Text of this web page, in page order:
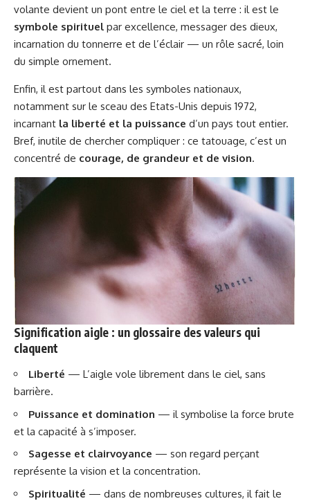
volante devient un pont entre le ciel et la terre : il est le
symbole spirituel par excellence, messager des dieux,
incarnation du tonnerre et de l’éclair — un rôle sacré, loin
du simple ornement.
Enfin, il est partout dans les symboles nationaux,
notamment sur le sceau des Etats-Unis depuis 1972,
incarnant la liberté et la puissance d’un pays tout entier.
Bref, inutile de chercher compliquer : ce tatouage, c’est un
concentré de courage, de grandeur et de vision.
Signification aigle : un glossaire des valeurs qui
claquent
Liberté — L’aigle vole librement dans le ciel, sans
barrière.
Puissance et domination — il symbolise la force brute
et la capacité à s’imposer.
Sagesse et clairvoyance — son regard perçant
représente la vision et la concentration.
Spiritualité — dans de nombreuses cultures, il fait le